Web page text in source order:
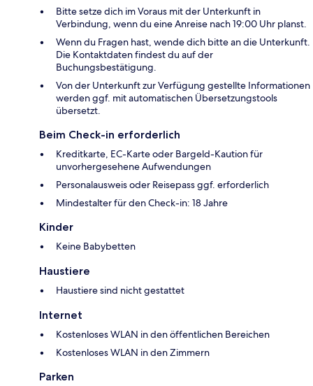
Bitte setze dich im Voraus mit der Unterkunft in
Verbindung, wenn du eine Anreise nach 19:00 Uhr planst.
Wenn du Fragen hast, wende dich bitte an die Unterkunft.
Die Kontaktdaten findest du auf der
Buchungsbestätigung.
Von der Unterkunft zur Verfügung gestellte Informationen
werden ggf. mit automatischen Übersetzungstools
übersetzt.
Beim Check-in erforderlich
Kreditkarte, EC-Karte oder Bargeld-Kaution für
unvorhergesehene Aufwendungen
Personalausweis oder Reisepass ggf. erforderlich
Mindestalter für den Check-in: 18 Jahre
Kinder
Keine Babybetten
Haustiere
Haustiere sind nicht gestattet
Internet
Kostenloses WLAN in den öffentlichen Bereichen
Kostenloses WLAN in den Zimmern
Parken